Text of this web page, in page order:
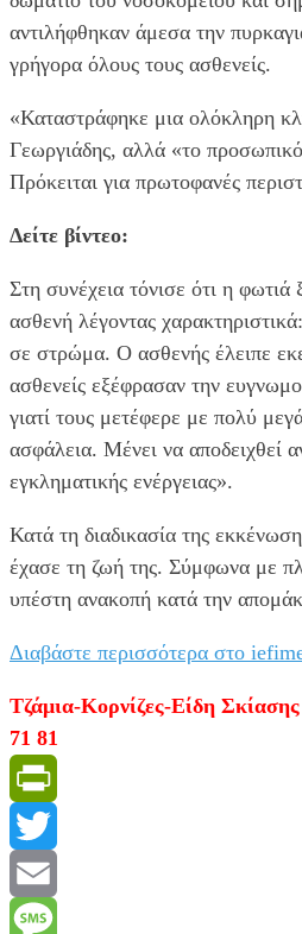
αντιλήφθηκαν άμεσα την
γρήγορα όλους τους ασθενείς.
«Καταστράφηκε μια ολόκληρη
Γεωργιάδης, αλλά «το
Πρόκειται για πρωτοφανές
Δείτε βίντεο:
Στη συνέχεια τόνισε ότι η
ασθενή λέγοντας
σε στρώμα. Ο ασθενής έλειπε
ασθενείς εξέφρασαν την
γιατί τους μετέφερε με πολύ
ασφάλεια. Μένει να αποδειχθεί
εγκληματικής ενέργειας».
Κατά τη διαδικασία της
έχασε τη ζωή της. Σύμφωνα με
υπέστη ανακοπή κατά την
Διαβάστε περισσότερα στο
Τζάμια-Κορνίζες-Είδη
71 81
PrintFriendly
Twitter
Email